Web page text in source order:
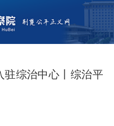
驻综治中心丨综治平